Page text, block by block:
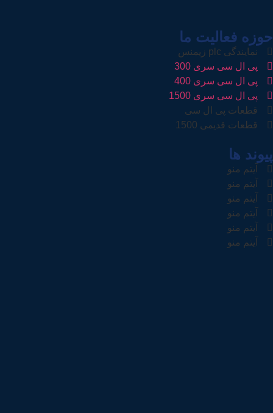
حوزه فعالیت ما
نمایندگی plc زیمنس
پی ال سی سری 300
پی ال سی سری 400
پی ال سی سری 1500
قطعات پی ال سی
قطعات قدیمی 1500
پیوند ها
آیتم منو
آیتم منو
آیتم منو
آیتم منو
آیتم منو
آیتم منو